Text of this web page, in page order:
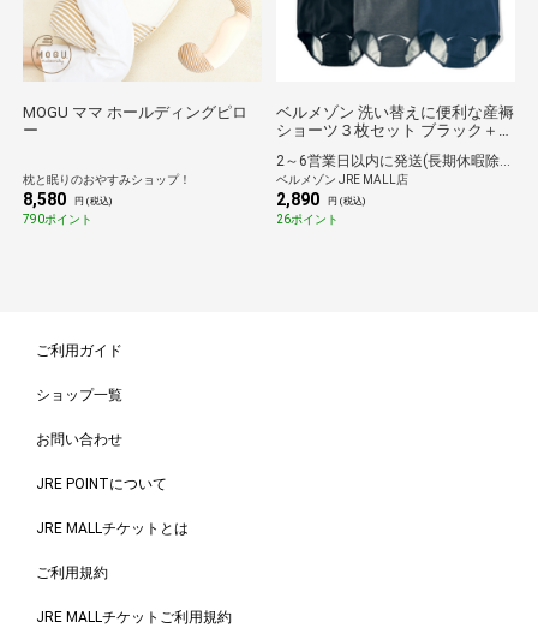
MOGU ママ ホールディングピロ
ー
枕と眠りのおやすみショップ！
8,580 円 (税込)
790ポイント
ベルメゾン 洗い替えに便利な産褥
ショーツ３枚セット ブラック＋ネ
2～6営業日以内に発送(長期休暇除く)
ベルメゾン JRE MALL店
2,890 円 (税込)
26ポイント
ご利用ガイド
ショップ一覧
お問い合わせ
JRE POINTについて
JRE MALLチケットとは
ご利用規約
JRE MALLチケットご利用規約